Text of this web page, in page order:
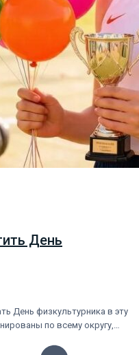
День
День физкультурника в эту
по всему округу,…